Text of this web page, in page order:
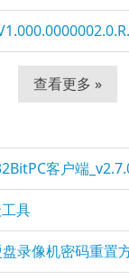
查看更多 »
客户端
具
录像机密码重置